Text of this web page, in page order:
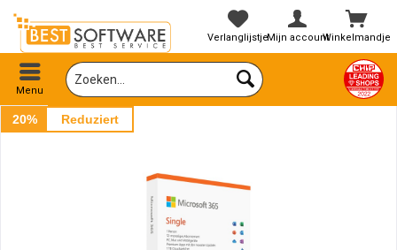
Winkelmandje
VerlanglijstjeMijn account
Menu
20% Reduziert